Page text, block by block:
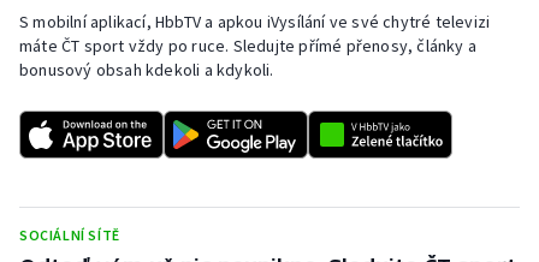
Rychlobruslení
Rychlostní kanoistika
Sportovní střelba
S mobilní aplikací, HbbTV a apkou iVysílání ve své chytré televizi
máte ČT sport vždy po ruce. Sledujte přímé přenosy, články a
bonusový obsah kdekoli a kdykoli.
SOCIÁLNÍ SÍTĚ